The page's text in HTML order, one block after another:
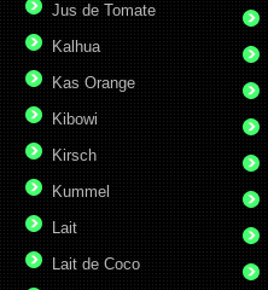
Jus de Tomate
Kalhua
Kas Orange
Kibowi
Kirsch
Kummel
Lait
Lait de Coco